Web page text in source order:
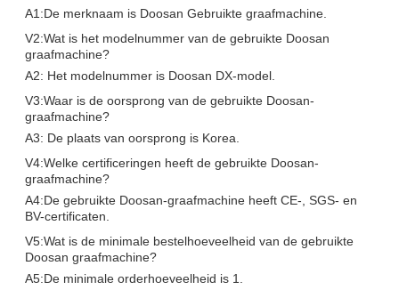
A1:De merknaam is Doosan Gebruikte graafmachine.
V2:Wat is het modelnummer van de gebruikte Doosan
graafmachine?
A2: Het modelnummer is Doosan DX-model.
V3:Waar is de oorsprong van de gebruikte Doosan-
graafmachine?
A3: De plaats van oorsprong is Korea.
V4:Welke certificeringen heeft de gebruikte Doosan-
graafmachine?
A4:De gebruikte Doosan-graafmachine heeft CE-, SGS- en
BV-certificaten.
V5:Wat is de minimale bestelhoeveelheid van de gebruikte
Doosan graafmachine?
A5:De minimale orderhoeveelheid is 1.